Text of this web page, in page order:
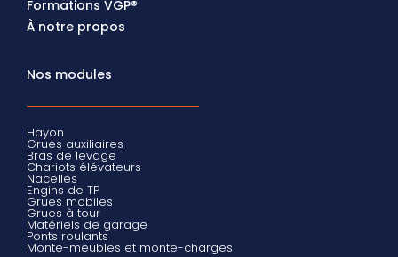
Formations VGP®
À notre propos
Nos modules
Hayon
Grues auxiliaires
Bras de levage
Chariots élévateurs
Nacelles
Engins de TP
Grues mobiles
Grues à tour
Matériels de garage
Ponts roulants
Monte-meubles et monte-charges